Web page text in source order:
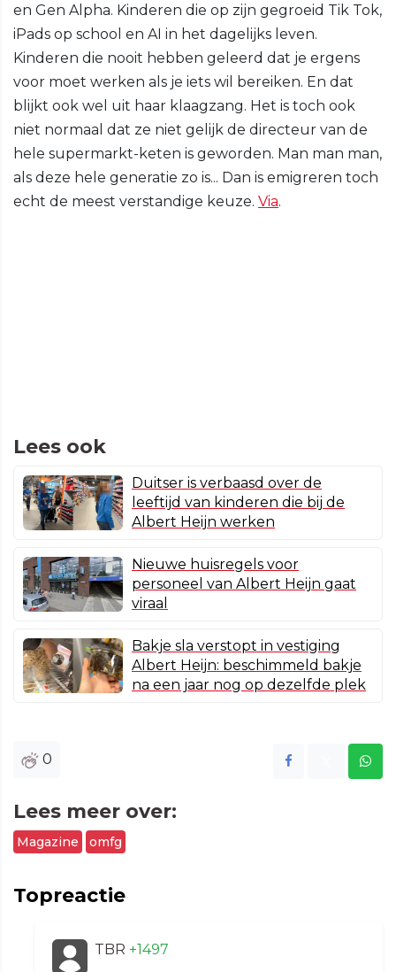
en Gen Alpha. Kinderen die op zijn gegroeid Tik Tok,
iPads op school en AI in het dagelijks leven.
Kinderen die nooit hebben geleerd dat je ergens
voor moet werken als je iets wil bereiken. En dat
blijkt ook wel uit haar klaagzang. Het is toch ook
niet normaal dat ze niet gelijk de directeur van de
hele supermarkt-keten is geworden. Man man man,
als deze hele generatie zo is... Dan is emigreren toch
echt de meest verstandige keuze. Via.
Lees ook
Duitser is verbaasd over de
leeftijd van kinderen die bij de
Albert Heijn werken
Nieuwe huisregels voor
personeel van Albert Heijn gaat
viraal
Bakje sla verstopt in vestiging
Albert Heijn: beschimmeld bakje
na een jaar nog op dezelfde plek
0
Lees meer over:
Magazine omfg
Topreactie
TBR +1497